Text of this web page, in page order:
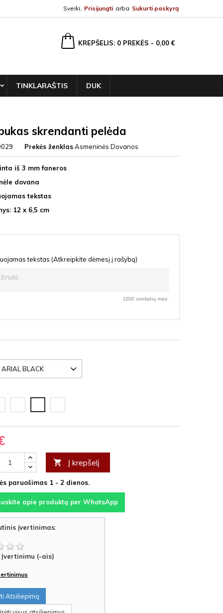
Sveiki, Prisijungti arba Sukurti paskyrą
KREPŠELIS 0 PREKĖS - 0,00 €
TINKLARAŠTIS DUK
skrendanti pelėda
Prekės ženklasAsmeninės Dovanos
iš 3 mm faneros
dovana
tekstas
12 x 6,5 cm
tekstas (Atkreipkite dėmesį į rašybą)
1200 simbolių max.
latte
HDF
fanera
 Į krepšelį
paruošimas 1 - 2 dienos.
apie produktą per WhatsApp
įvertinimas:
Įvertinimu (-ais)
Atsiliepimą